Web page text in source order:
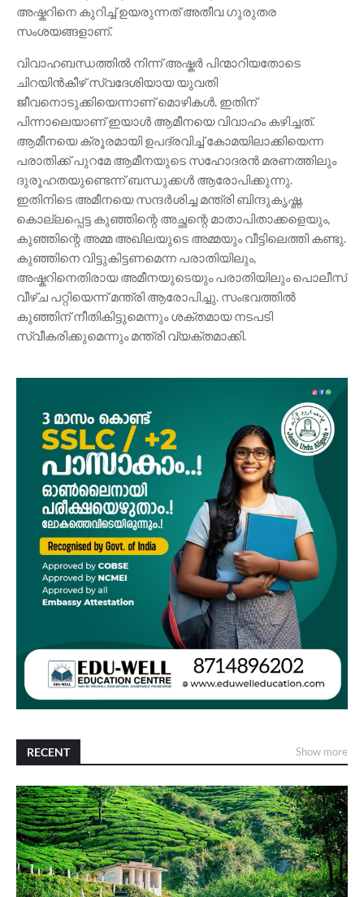
അഷ്കറിനെ കുറിച്ച് ഉയരുന്നത് അതീവ ഗുരുതര
സംശയങ്ങളാണ്.
വിവാഹബന്ധത്തിൽ നിന്ന് അഷ്കർ പിന്മാറിയതോടെ
ചിറയിൻകീഴ് സ്വദേശിയായ യുവതി
ജീവനൊടുക്കിയെന്നാണ് മൊഴികൾ. ഇതിന്
പിന്നാലെയാണ് ഇയാൾ ആമീനയെ വിവാഹം കഴിച്ചത്.
ആമീനയെ ക്രൂരമായി ഉപദ്രവിച്ച് കോമയിലാക്കിയെന്ന
പരാതിക്ക് പുറമേ ആമീനയുടെ സഹോദരൻ മരണത്തിലും
ദുരൂഹതയുണ്ടെന്ന് ബന്ധുക്കൾ ആരോപിക്കുന്നു.
ഇതിനിടെ അമീനയെ സന്ദർശിച്ച മന്ത്രി ബിന്ദുകൃഷ്ണ,
കൊല്ലപ്പെട്ട കുഞ്ഞിന്റെ അച്ഛന്റെ മാതാപിതാക്കളെയും,
കുഞ്ഞിന്റെ അമ്മ അഖിലയുടെ അമ്മയും വീട്ടിലെത്തി കണ്ടു.
കുഞ്ഞിനെ വിട്ടുകിട്ടണമെന്ന പരാതിയിലും,
അഷ്കറിനെതിരായ അമീനയുടെയും പരാതിയിലും പൊലീസ്
വീഴ്ച പറ്റിയെന്ന് മന്ത്രി ആരോപിച്ചു. സംഭവത്തിൽ
കുഞ്ഞിന് നീതികിട്ടുമെന്നും ശക്തമായ നടപടി
സ്വീകരിക്കുമെന്നും മന്ത്രി വ്യക്തമാക്കി.
RECENT Show more